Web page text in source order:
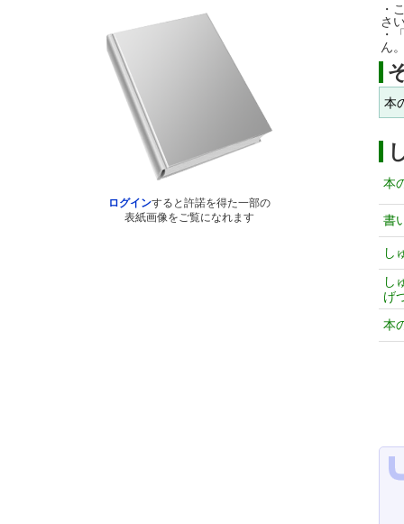
ログインすると許諾を得た一部の
表紙画像をご覧になれます
・
さ
・
ん
本
本
書
し
し
げ
本